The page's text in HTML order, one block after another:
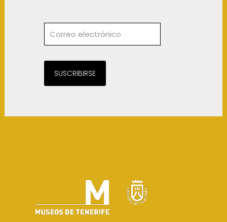
SUSCRIBIRSE